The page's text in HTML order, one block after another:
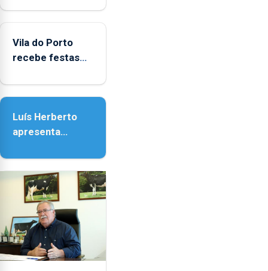
Biblioteca de Vila
Vila do Porto
recebe festas
Nossa Senhora
Luís Herberto
apresenta
Paisagem’